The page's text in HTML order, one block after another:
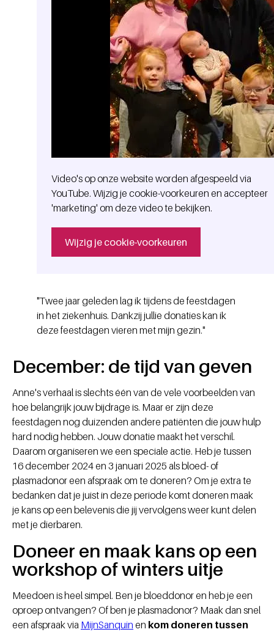
Video's op onze website worden afgespeeld via
YouTube. Wijzig je cookie-voorkeuren en accepteer
'marketing' om deze video te bekijken.
Wijzig je cookie-voorkeuren
"Twee jaar geleden lag ik tijdens de feestdagen
in het ziekenhuis. Dankzij jullie donaties kan ik
deze feestdagen vieren met mijn gezin."
December: de tijd van geven
Anne's verhaal is slechts één van de vele voorbeelden van
hoe belangrijk jouw bijdrage is. Maar er zijn deze
feestdagen nog duizenden andere patiënten die jouw hulp
hard nodig hebben. Jouw donatie maakt het verschil.
Daarom organiseren we een speciale actie. Heb je tussen
16 december 2024 en 3 januari 2025 als bloed- of
plasmadonor een afspraak om te doneren? Om je extra te
bedanken dat je juist in deze periode komt doneren maak
je kans op een belevenis die jij vervolgens weer kunt delen
met je dierbaren.
Doneer en maak kans op een
workshop of winters uitje
Meedoen is heel simpel. Ben je bloeddonor en heb je een
oproep ontvangen? Of ben je plasmadonor? Maak dan snel
een afspraak via MijnSanquin en kom doneren tussen